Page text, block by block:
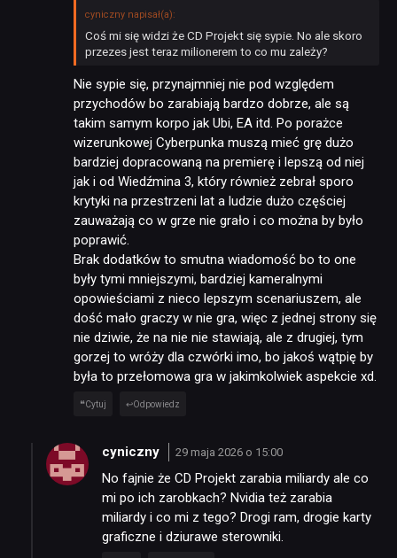
cyniczny napisał(a):
Coś mi się widzi że CD Projekt się sypie. No ale skoro
przezes jest teraz milionerem to co mu zależy?
Nie sypie się, przynajmniej nie pod względem
przychodów bo zarabiają bardzo dobrze, ale są
takim samym korpo jak Ubi, EA itd. Po porażce
wizerunkowej Cyberpunka muszą mieć grę dużo
bardziej dopracowaną na premierę i lepszą od niej
jak i od Wiedźmina 3, który również zebrał sporo
krytyki na przestrzeni lat a ludzie dużo częściej
zauważają co w grze nie grało i co można by było
poprawić.
Brak dodatków to smutna wiadomość bo to one
były tymi mniejszymi, bardziej kameralnymi
opowieściami z nieco lepszym scenariuszem, ale
dość mało graczy w nie gra, więc z jednej strony się
nie dziwie, że na nie nie stawiają, ale z drugiej, tym
gorzej to wróży dla czwórki imo, bo jakoś wątpię by
była to przełomowa gra w jakimkolwiek aspekcie xd.
Cytuj Odpowiedz
cyniczny 29 maja 2026 o 15:00
No fajnie że CD Projekt zarabia miliardy ale co
mi po ich zarobkach? Nvidia też zarabia
miliardy i co mi z tego? Drogi ram, drogie karty
graficzne i dziurawe sterowniki.